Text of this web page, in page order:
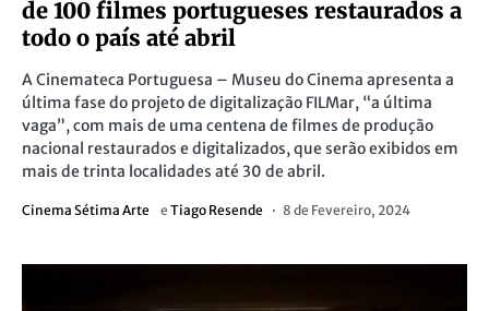
de 100 filmes portugueses restaurados a
todo o país até abril
A Cinemateca Portuguesa – Museu do Cinema apresenta a
última fase do projeto de digitalização FILMar, “a última
vaga”, com mais de uma centena de filmes de produção
nacional restaurados e digitalizados, que serão exibidos em
mais de trinta localidades até 30 de abril.
Cinema Sétima Arte e Tiago Resende 8 de Fevereiro, 2024